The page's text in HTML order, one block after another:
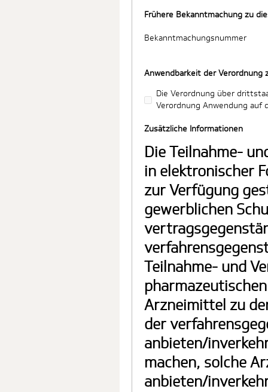
Frühere Bekanntmachung zu
Bekanntmachungsnummer
Anwendbarkeit der
Die Verordnung über
Verordnung Anwendung auf
Zusätzliche Informationen
Die Teilnahme-
in elektronischer
zur Verfügung
gewerblichen
Teilnahme- und
Arzneimittel zu
der
anbieten/
machen, solche
anbieten/